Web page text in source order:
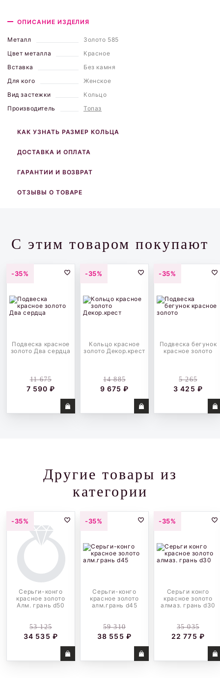
ОПИСАНИЕ ИЗДЕЛИЯ
Металл
Золото 585
Цвет металла
Красное
Вставка
Без камня
Для кого
Женское
Вид застежки
Кольцо
Производитель
Топаз
КАК УЗНАТЬ РАЗМЕР КОЛЬЦА
ДОСТАВКА И ОПЛАТА
ГАРАНТИИ И ВОЗВРАТ
ОТЗЫВЫ О ТОВАРЕ
С этим товаром покупают
-35%
Купить
Подвеска красное
золото Два сердца
11 675
7 590 ₽
-35%
Купить
Кольцо красное
золото Декор.крест
14 885
9 675 ₽
-35%
Купить
Подвеска бегунок
красное золото
5 265
3 425 ₽
Другие товары из
категории
-35%
Купить
Серьги-конго
красное золото
Алм. грань d50
53 125
34 535 ₽
-35%
Купить
Серьги-конго
красное золото
алм.грань d45
59 310
38 555 ₽
-35%
Купить
Серьги конго
красное золото
алмаз. грань d30
35 035
22 775 ₽